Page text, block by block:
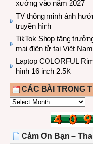
xưởng vào năm 2027
TV thông minh ảnh
truyền hình
TikTok Shop tăng
mại điện tử tại Việt Nam
Laptop COLORFUL
hình 16 inch 2.5K
CÁC BÀI TRONG
CÁC
THÁNG
Cảm Ơn Bạn –